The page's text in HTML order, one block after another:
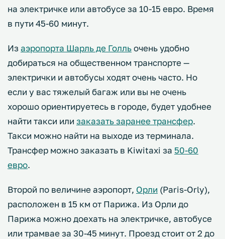
на электричке или автобусе за 10-15 евро. Время
в пути 45-60 минут.
Изаэропорта Шарль де Голльочень удобно
добираться на общественном транспорте —
электрички и автобусы ходят очень часто. Но
если у вас тяжелый багаж или вы не очень
хорошо ориентируетесь в городе, будет удобнее
найти такси или заказать заранее трансфер.
Такси можно найти на выходе из терминала.
Трансфер можно заказать в Kiwitaxi за 50-60
евро.
Второй по величине аэропорт, Орли (Paris-Orly),
расположен в 15 км от Парижа. Из Орли до
Парижа можно доехать на электричке, автобусе
или трамвае за 30-45 минут. Проезд стоит от 2 до